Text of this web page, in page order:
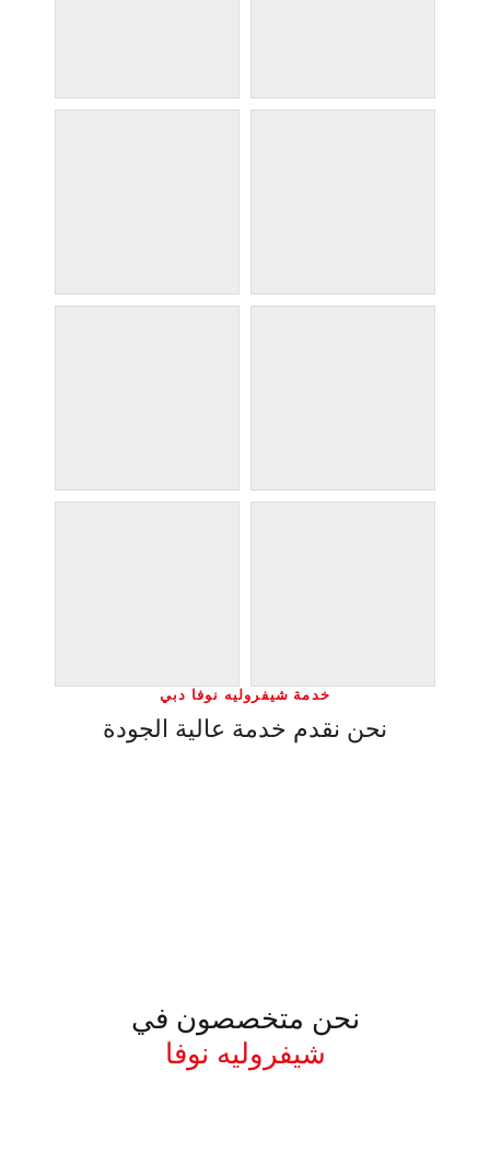
خدمة شيفروليه نوفا دبي
نحن نقدم خدمة عالية الجودة
نحن متخصصون في
شيفروليه نوفا